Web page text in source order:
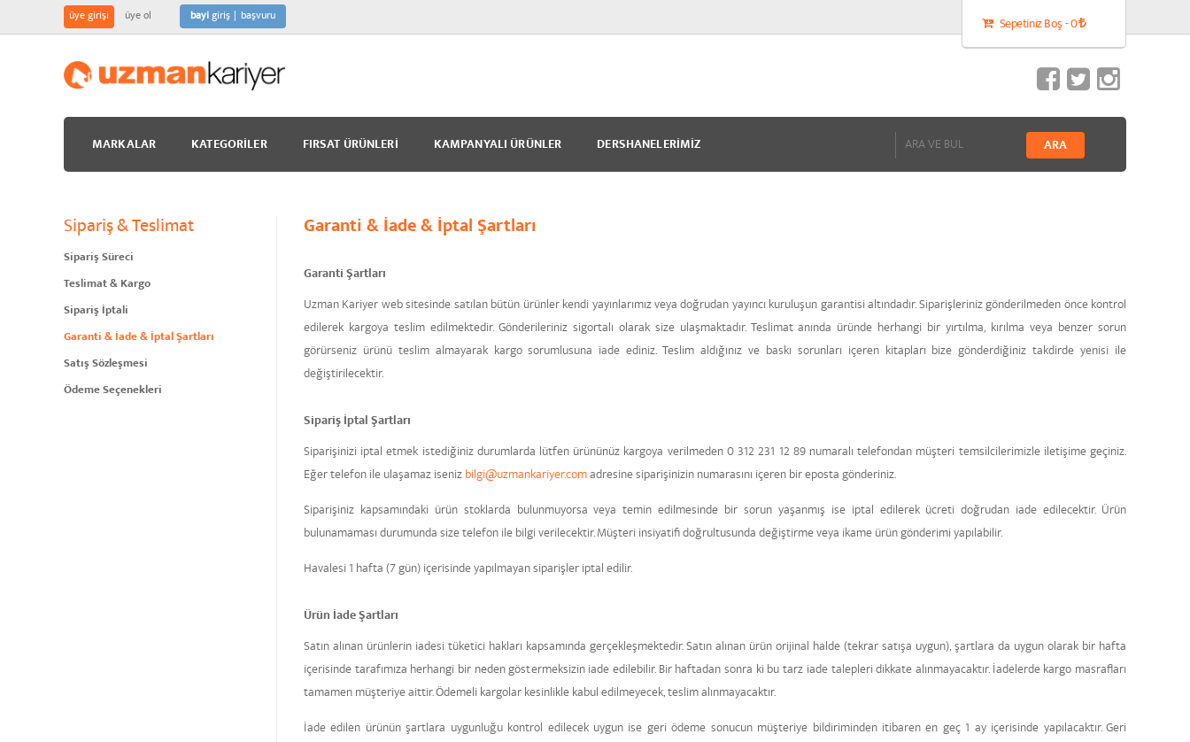
üye girişi üye ol bayigiriş başvuru Sepetiniz Boş - 0
MARKALAR KATEGORILER FIRSAT ÜRÜNLERI KAMPANYALI ÜRÜNLER DERSHANELERIMIZ
Sipariş & Teslimat
Sipariş Süreci
Teslimat & Kargo
Sipariş İptali
Garanti & İade & İptal Şartları
Satış Sözleşmesi
Ödeme Seçenekleri
Garanti & İade & İptal Şartları
Garanti Şartları
Uzman Kariyer web sitesinde satılan bütün ürünler kendi yayınlarımız veya doğrudan yayıncı kuruluşun garantisi altındadır. Siparişleriniz gönderilmeden önce kontrol
edilerek kargoya teslim edilmektedir. Gönderileriniz sigortalı olarak size ulaşmaktadır. Teslimat anında üründe herhangi bir yırtılma, kırılma veya benzer sorun
görürseniz ürünü teslim almayarak kargo sorumlusuna iade ediniz. Teslim aldığınız ve baskı sorunları içeren kitapları bize gönderdiğiniz takdirde yenisi ile
değiştirilecektir.
Sipariş İptal Şartları
Siparişinizi iptal etmek istediğiniz durumlarda lütfen ürününüz kargoya verilmeden 0 312 231 12 89 numaralı telefondan müşteri temsilcilerimizle iletişime geçiniz.
Eğer telefon ile ulaşamaz iseniz bilgi@uzmankariyer.comadresine siparişinizin numarasını içeren bir eposta gönderiniz.
Siparişiniz kapsamındaki ürün stoklarda bulunmuyorsa veya temin edilmesinde bir sorun yaşanmış ise iptal edilerek ücreti doğrudan iade edilecektir. Ürün
bulunamaması durumunda size telefon ile bilgi verilecektir. Müşteri insiyatifi doğrultusunda değiştirme veya ikame ürün gönderimi yapılabilir.
Havalesi 1 hafta (7 gün) içerisinde yapılmayan siparişler iptal edilir.
Ürün İade Şartları
Satın alınan ürünlerin iadesi tüketici hakları kapsamında gerçekleşmektedir. Satın alınan ürün orijinal halde (tekrar satışa uygun), şartlara da uygun olarak bir hafta
içerisinde tarafımıza herhangi bir neden göstermeksizin iade edilebilir. Bir haftadan sonra ki bu tarz iade talepleri dikkate alınmayacaktır. İadelerde kargo masrafları
tamamen müşteriye aittir. Ödemeli kargolar kesinlikle kabul edilmeyecek, teslim alınmayacaktır.
İade edilen ürünün şartlara uygunluğu kontrol edilecek uygun ise geri ödeme sonucun müşteriye bildiriminden itibaren en geç 1 ay içerisinde yapılacaktır. Geri